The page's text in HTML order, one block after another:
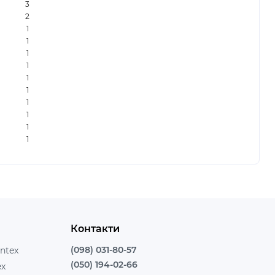
3
2
1
1
1
1
1
1
1
1
1
1
Контакти
(098) 031-80-57
(050) 194-02-66